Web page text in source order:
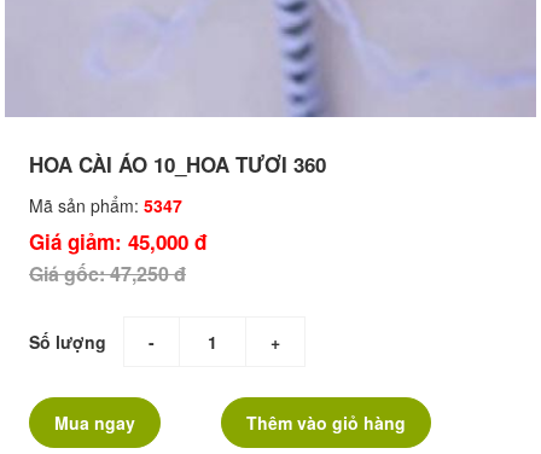
HOA CÀI ÁO 10_HOA TƯƠI 360
Mã sản phẩm: 5347
Giá giảm: 45,000 đ
Giá gốc: 47,250 đ
Số lượng - +
Mua ngay Thêm vào giỏ hàng